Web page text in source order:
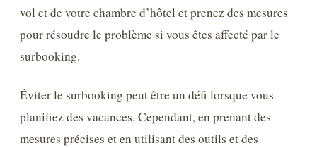
vol et de votre chambre d’hôtel et prenez des mesures
pour résoudre le problème si vous êtes affecté par le
surbooking.
Éviter le surbooking peut être un défi lorsque vous
planifiez des vacances. Cependant, en prenant des
mesures précises et en utilisant des outils et des